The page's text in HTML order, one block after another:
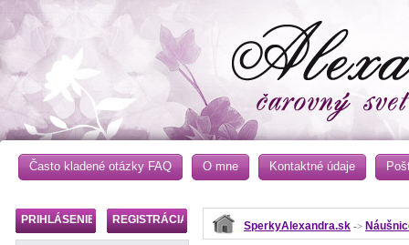
Často kladené otázky FAQ O mne Kontaktné údaje
PRIHLÁSENIE REGISTRÁCIA SperkyAlexandra.sk ->